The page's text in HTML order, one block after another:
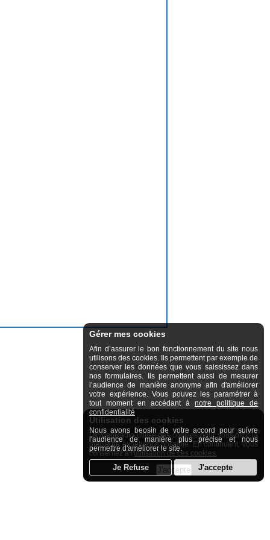
Utilisation des cookies
OxygenRadio utilise des cookies pour vous offrir la
meilleure expérience possible. En continuant, vous
consentez à l'utilisation de ces cookies.
Gérer mes cookies
Afin d’assurer le bon fonctionnement du site nous
utilisons des cookies. Ils permettent par exemple de
conserver les données que vous saississez dans
nos formulaires. Ils permettent aussi de mesurer
l’audience de manière anonyme afin d'améliorer
votre expérience. Vous pouvez les paramétrer à
tout moment en accédant à notre politique de
confidentialité
Nous avons beosin de votre accord pour suivre
l'audience de manière plus précise et nous
permettre d'améliorer le site.